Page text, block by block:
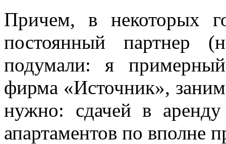
Причем, в некоторых
постоянный партнер
подумали: я
фирма «Источник»,
нужно: сдачей в
апартаментов по вполне